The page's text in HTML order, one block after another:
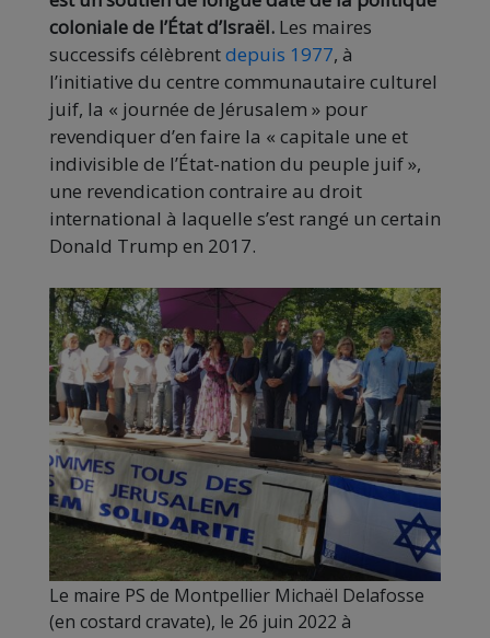
coloniale de l’État d’Israël. Les maires
successifs célèbrentdepuis 1977, à
l’initiative du centre communautaire culturel
juif, la « journée de Jérusalem » pour
revendiquer d’en faire la « capitale une et
indivisible de l’État-nation du peuple juif »,
une revendication contraire au droit
international à laquelle s’est rangé un certain
Donald Trump en 2017.
Le maire PS de Montpellier Michaël Delafosse
(en costard cravate), le 26 juin 2022 à